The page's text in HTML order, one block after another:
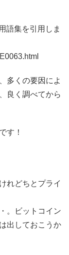
語集を引用しま
多くの要因によ
良く調べてから
す！
れどちとプライ
。ビットコイン
出しておこうか